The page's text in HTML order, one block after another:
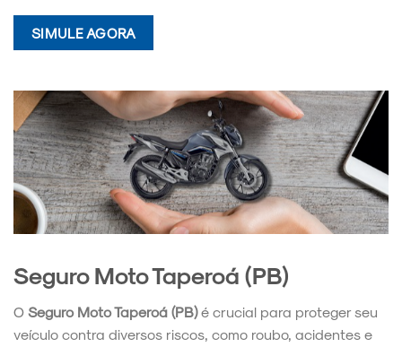
SIMULE AGORA
Seguro Moto Taperoá (PB)
O Seguro Moto Taperoá (PB)é crucial para proteger seu
veículo contra diversos riscos, como roubo, acidentes e